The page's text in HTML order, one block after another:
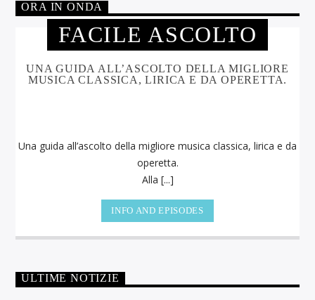
ORA IN ONDA
FACILE ASCOLTO
UNA GUIDA ALL’ASCOLTO DELLA MIGLIORE
MUSICA CLASSICA, LIRICA E DA OPERETTA.
Una guida all’ascolto della migliore musica classica, lirica e da
operetta.
Alla [...]
INFO AND EPISODES
ULTIME NOTIZIE